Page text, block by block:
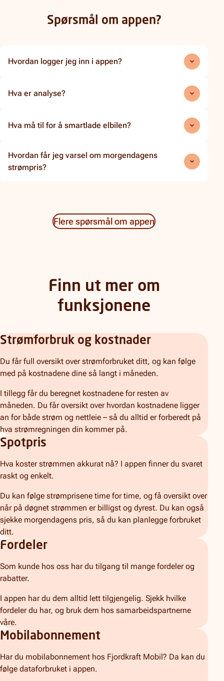
Spørsmål om appen?
Hvordan logger jeg inn i appen?
Hva er analyse?
Hva må til for å smartlade elbilen?
Hvordan får jeg varsel om morgendagens
strømpris?
Flere spørsmål om appen
Finn ut mer om
funksjonene
Strømforbruk og kostnader
Du får full oversikt over strømforbruket ditt, og kan følge
med på kostnadene dine så langt i måneden.
I tillegg får du beregnet kostnadene for resten av
måneden. Du får oversikt over hvordan kostnadene ligger
an for både strøm og nettleie – så du alltid er forberedt på
hva strømregningen din kommer på.
Spotpris
Hva koster strømmen akkurat nå? I appen finner du svaret
raskt og enkelt.
Du kan følge strømprisene time for time, og få oversikt over
når på døgnet strømmen er billigst og dyrest. Du kan også
sjekke morgendagens pris, så du kan planlegge forbruket
ditt.
Fordeler
Som kunde hos oss har du tilgang til mange fordeler og
rabatter.
I appen har du dem alltid lett tilgjengelig. Sjekk hvilke
fordeler du har, og bruk dem hos samarbeidspartnerne
våre.
Mobilabonnement
Har du mobilabonnement hos Fjordkraft Mobil? Da kan du
følge dataforbruket i appen.